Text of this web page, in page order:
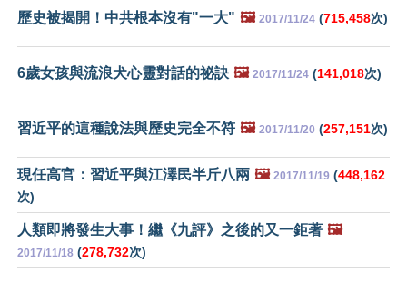
歷史被揭開！中共根本沒有"一大" 🖼️ 2017/11/24 (715,458次)
6歲女孩與流浪犬心靈對話的祕訣 🖼️ 2017/11/24 (141,018次)
習近平的這種說法與歷史完全不符 🖼️ 2017/11/20 (257,151次)
現任高官：習近平與江澤民半斤八兩 🖼️ 2017/11/19 (448,162
次)
人類即將發生大事！繼《九評》之後的又一鉅著 🖼️
2017/11/18 (278,732次)